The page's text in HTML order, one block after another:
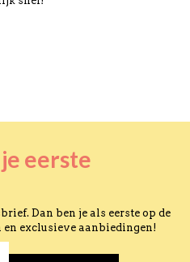
eerste
Dan ben je als eerste op de
exclusieve aanbiedingen!